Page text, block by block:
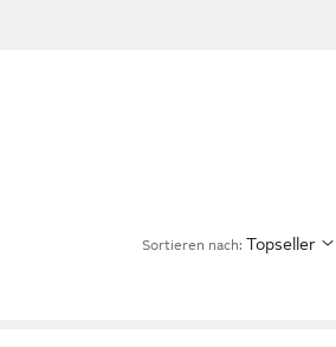
Sortieren nach: Topseller